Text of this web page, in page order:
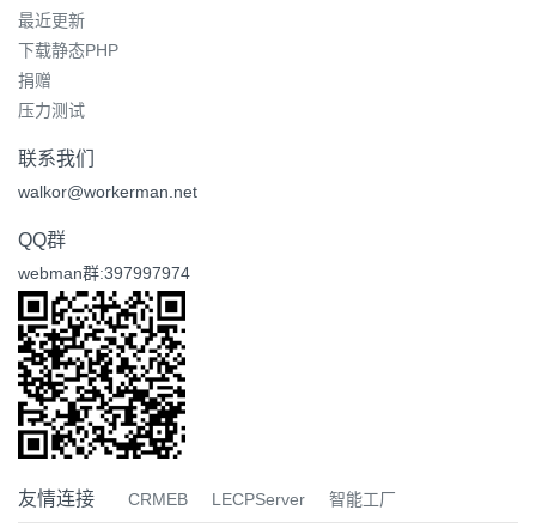
最近更新
下载静态PHP
捐赠
压力测试
联系我们
walkor@workerman.net
QQ群
webman群:397997974
友情连接 CRMEB LECPServer 智能工厂